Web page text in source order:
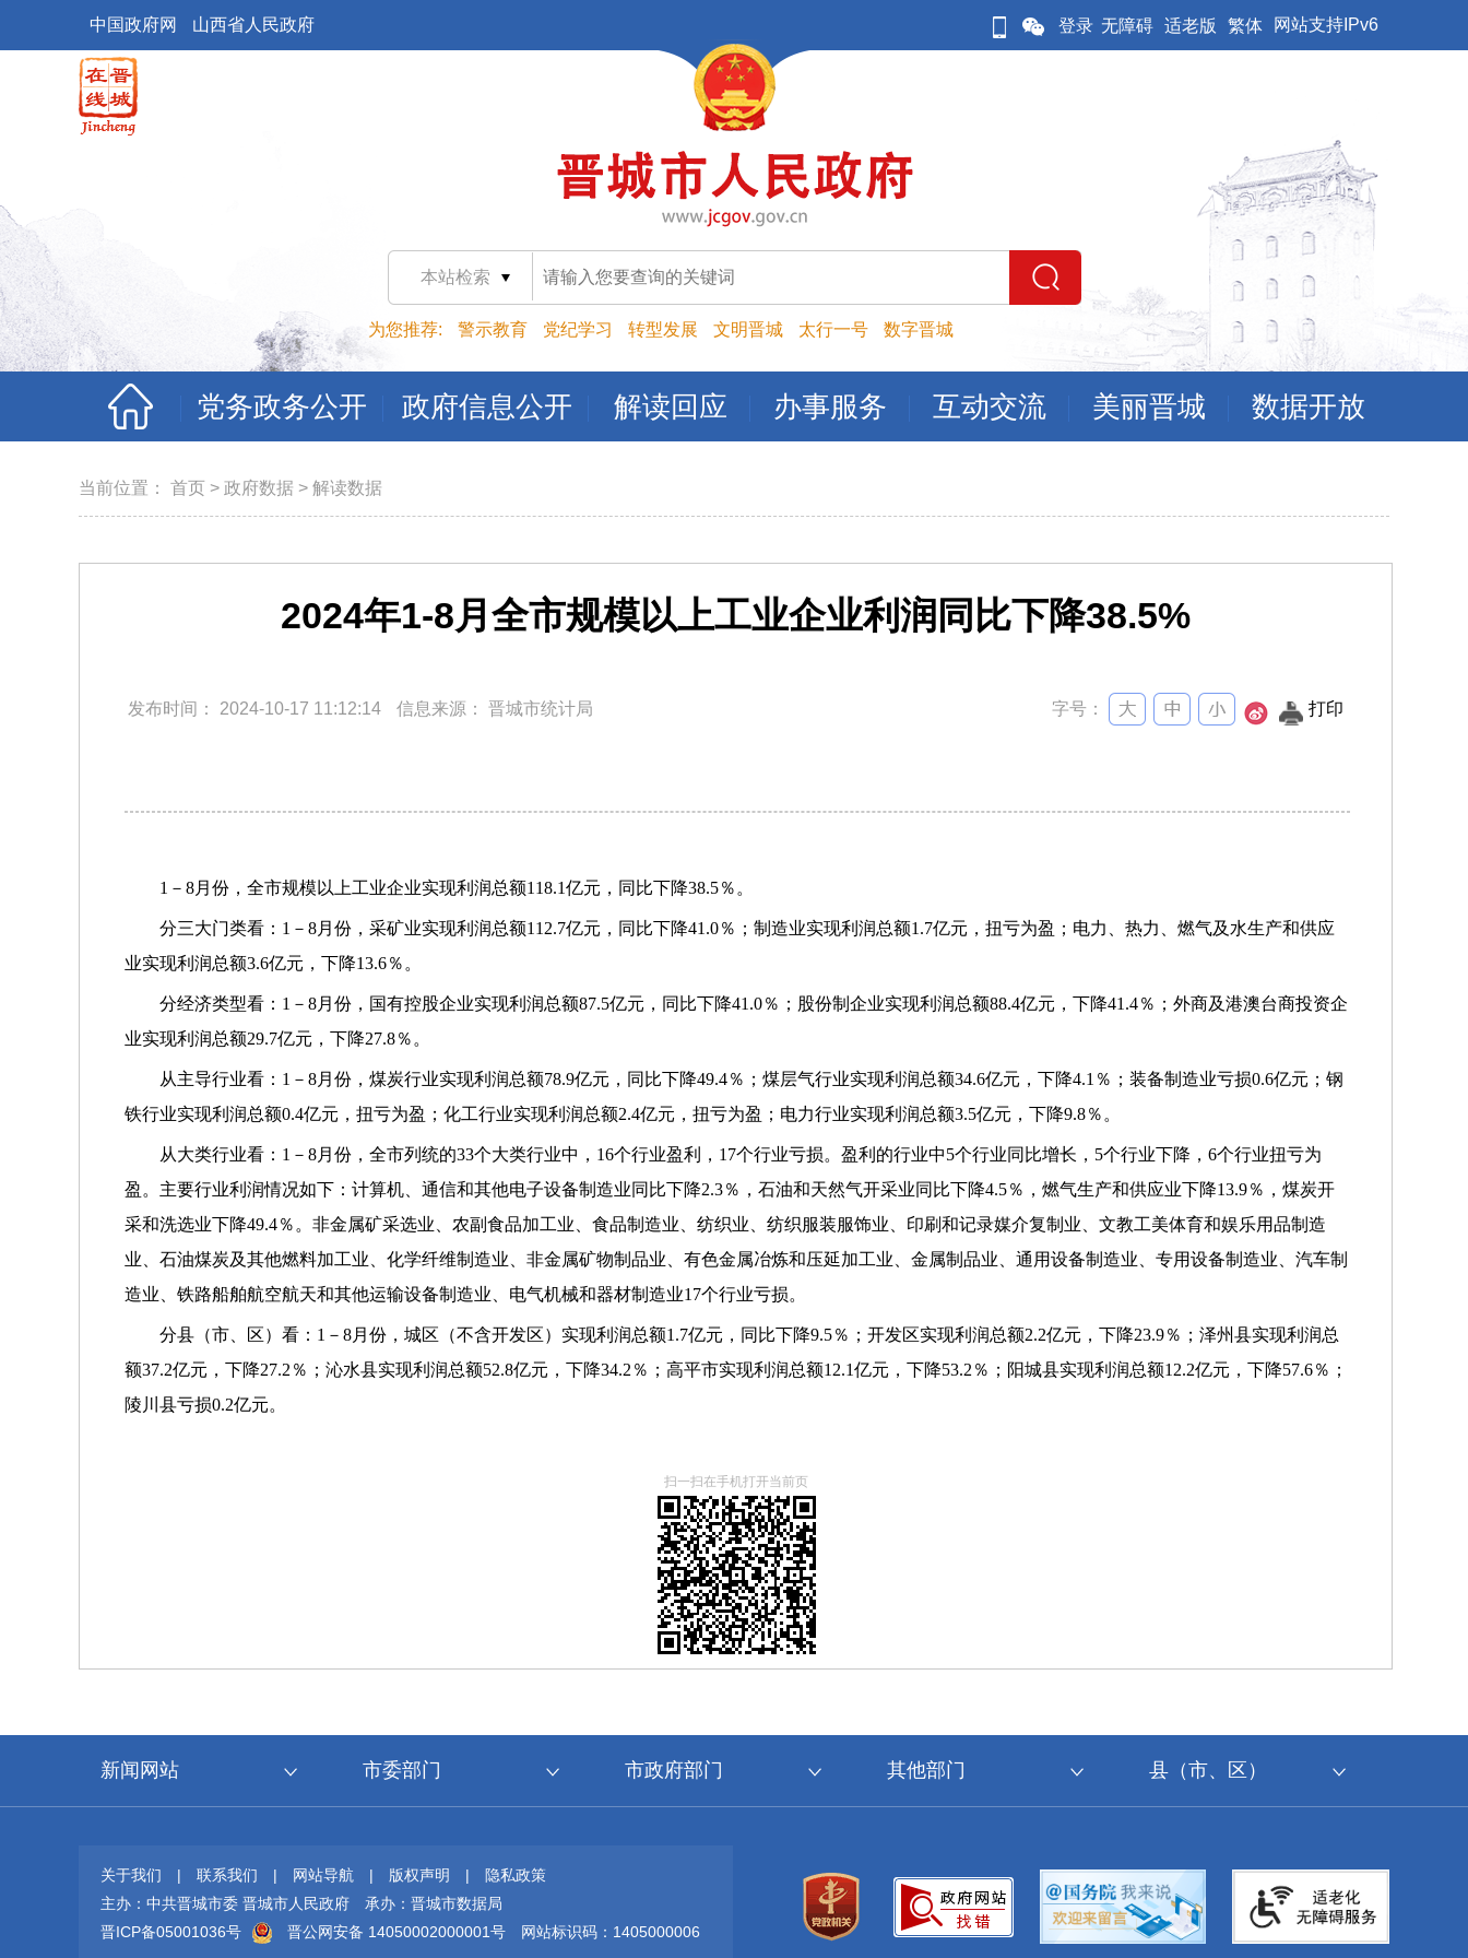
中国政府网 山西省人民政府 登录 无障碍 适老版 繁体 网站支持IPv6
本站检索
为您推荐: 警示教育 党纪学习 转型发展 文明晋城 太行一号 数字晋城
党务政务公开 政府信息公开 解读回应 办事服务 互动交流 美丽晋城 数据开放
当前位置： 首页 > 政府数据 > 解读数据
2024年1-8月全市规模以上工业企业利润同比下降38.5%
发布时间： 2024-10-17 11:12:14 信息来源： 晋城市统计局 字号： 打印
1－8月份，全市规模以上工业企业实现利润总额118.1亿元，同比下降38.5％。
分三大门类看：1－8月份，采矿业实现利润总额112.7亿元，同比下降41.0％；制造业实现利润总额1.7亿元，扭亏为盈；电力、热力、燃气及水生产和供应
业实现利润总额3.6亿元，下降13.6％。
分经济类型看：1－8月份，国有控股企业实现利润总额87.5亿元，同比下降41.0％；股份制企业实现利润总额88.4亿元，下降41.4％；外商及港澳台商投资企
业实现利润总额29.7亿元，下降27.8％。
从主导行业看：1－8月份，煤炭行业实现利润总额78.9亿元，同比下降49.4％；煤层气行业实现利润总额34.6亿元，下降4.1％；装备制造业亏损0.6亿元；钢
铁行业实现利润总额0.4亿元，扭亏为盈；化工行业实现利润总额2.4亿元，扭亏为盈；电力行业实现利润总额3.5亿元，下降9.8％。
从大类行业看：1－8月份，全市列统的33个大类行业中，16个行业盈利，17个行业亏损。盈利的行业中5个行业同比增长，5个行业下降，6个行业扭亏为
盈。主要行业利润情况如下：计算机、通信和其他电子设备制造业同比下降2.3％，石油和天然气开采业同比下降4.5％，燃气生产和供应业下降13.9％，煤炭开
采和洗选业下降49.4％。非金属矿采选业、农副食品加工业、食品制造业、纺织业、纺织服装服饰业、印刷和记录媒介复制业、文教工美体育和娱乐用品制造
业、石油煤炭及其他燃料加工业、化学纤维制造业、非金属矿物制品业、有色金属冶炼和压延加工业、金属制品业、通用设备制造业、专用设备制造业、汽车制
造业、铁路船舶航空航天和其他运输设备制造业、电气机械和器材制造业17个行业亏损。
分县（市、区）看：1－8月份，城区（不含开发区）实现利润总额1.7亿元，同比下降9.5％；开发区实现利润总额2.2亿元，下降23.9％；泽州县实现利润总
额37.2亿元，下降27.2％；沁水县实现利润总额52.8亿元，下降34.2％；高平市实现利润总额12.1亿元，下降53.2％；阳城县实现利润总额12.2亿元，下降57.6％；
陵川县亏损0.2亿元。
扫一扫在手机打开当前页
新闻网站 市委部门 市政府部门 其他部门 县（市、区）
关于我们 | 联系我们 | 网站导航 | 版权声明 |
隐私政策
主办：中共晋城市委 晋城市人民政府
承办：晋城市数据局
晋ICP备05001036号
晋公网安备 14050002000001号 网站标识码：1405000006